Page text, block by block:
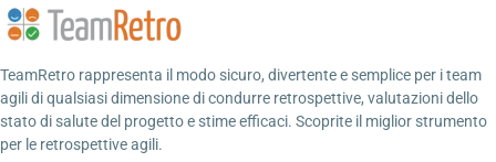
TeamRetro rappresenta il modo sicuro, divertente e semplice per i team
agili di qualsiasi dimensione di condurre retrospettive, valutazioni dello
stato di salute del progetto e stime efficaci. Scoprite il miglior strumento
per le retrospettive agili.